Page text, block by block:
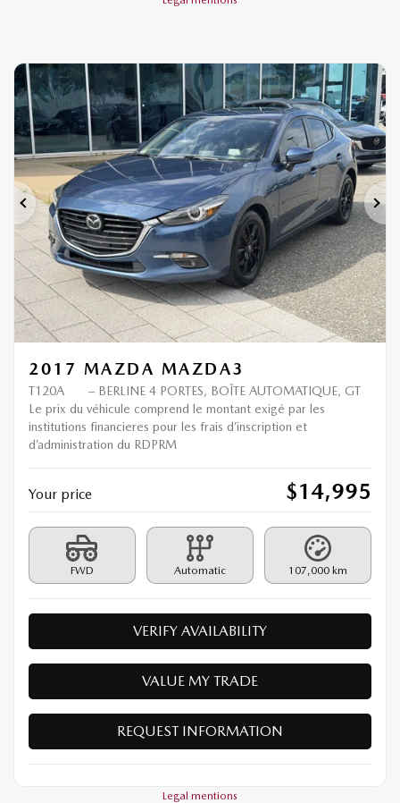
Previous
2017 MAZDA MAZDA3
T120A
– BERLINE 4 PORTES, BOÎTE AUTOMATIQUE, GT
Le prix du véhicule comprend le montant exigé par les
institutions financieres pour les frais d’inscription et
d’administration du RDPRM
Your price $14,995
FWD Automatic 107,000 km
VERIFY AVAILABILITY
VALUE MY TRADE
REQUEST INFORMATION
Legal mentions